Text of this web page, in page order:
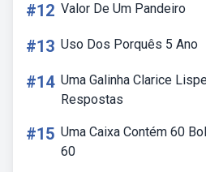
#12 Valor De Um Pandeiro
#13 Uso Dos Porquês 5 Ano
#14 Uma Galinha Clarice
Respostas
#15 Uma Caixa Contém 60
60